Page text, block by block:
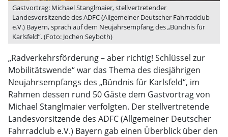
Gastvortrag: Michael Stanglmaier, stellvertretender
Landesvorsitzende des ADFC (Allgemeiner Deutscher Fahrradclub
e.V.) Bayern, sprach auf dem Neujahrsempfang des „Bündnis für
Karlsfeld”. (Foto: Jochen Seyboth)
„Radverkehrsförderung – aber richtig! Schlüssel zur
Mobilitätswende“ war das Thema des diesjährigen
Neujahrsempfangs des „Bündnis für Karlsfeld“, im
Rahmen dessen rund 50 Gäste dem Gastvortrag von
Michael Stanglmaier verfolgten. Der stellvertretende
Landesvorsitzende des ADFC (Allgemeiner Deutscher
Fahrradclub e.V.) Bayern gab einen Überblick über den